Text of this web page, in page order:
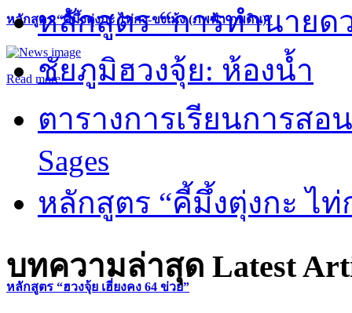
หลักสูตร “คี้มึ้งตุ่งกะ ไท่กง-ขงเม้ง (ภพฟ้า ภพดิน)”
Read more
หลักสูตร “ฮวงจุ้ย เฮี่ยงคง 64 ข่วย”
หลักสูตร “การทำนายด
ชัยภูมิฮวงจุ้ย: ห้องน้ำ
ตารางการเรียนการส
Sages
หลักสูตร “คี้มึ้งตุ่งกะ ไ
บทความล่าสุด Latest